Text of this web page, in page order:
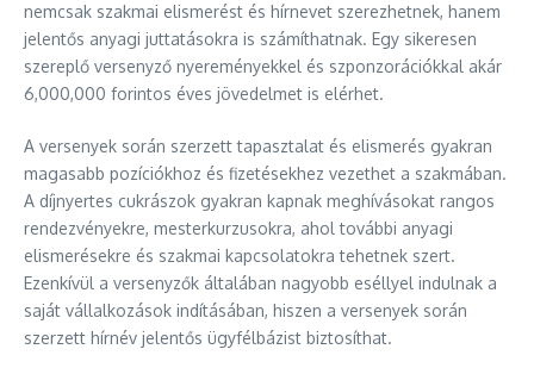
nemcsak szakmai elismerést és hírnevet szerezhetnek, hanem
jelentős anyagi juttatásokra is számíthatnak. Egy sikeresen
szereplő versenyző nyereményekkel és szponzorációkkal akár
6,000,000 forintos éves jövedelmet is elérhet.
A versenyek során szerzett tapasztalat és elismerés gyakran
magasabb pozíciókhoz és fizetésekhez vezethet a szakmában.
A díjnyertes cukrászok gyakran kapnak meghívásokat rangos
rendezvényekre, mesterkurzusokra, ahol további anyagi
elismerésekre és szakmai kapcsolatokra tehetnek szert.
Ezenkívül a versenyzők általában nagyobb eséllyel indulnak a
saját vállalkozások indításában, hiszen a versenyek során
szerzett hírnév jelentős ügyfélbázist biztosíthat.